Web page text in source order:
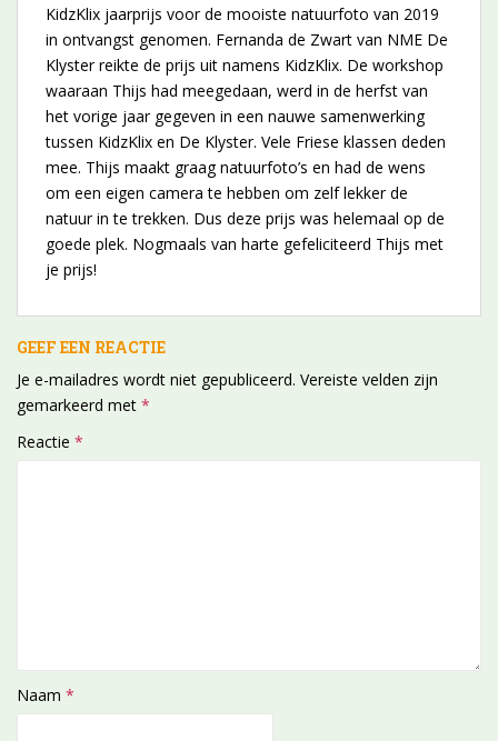
KidzKlix jaarprijs voor de mooiste natuurfoto van 2019
in ontvangst genomen. Fernanda de Zwart van NME De
Klyster reikte de prijs uit namens KidzKlix. De workshop
waaraan Thijs had meegedaan, werd in de herfst van
het vorige jaar gegeven in een nauwe samenwerking
tussen KidzKlix en De Klyster. Vele Friese klassen deden
mee. Thijs maakt graag natuurfoto’s en had de wens
om een eigen camera te hebben om zelf lekker de
natuur in te trekken. Dus deze prijs was helemaal op de
goede plek. Nogmaals van harte gefeliciteerd Thijs met
je prijs!
GEEF EEN REACTIE
Je e-mailadres wordt niet gepubliceerd. Vereiste velden zijn
gemarkeerd met *
Reactie *
Naam *